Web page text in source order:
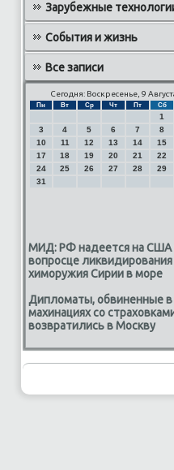
Зарубежные
События и жизнь
Все записи
Сегодня: Воскресенье, 9
Пн Вт Ср Чт Пт Сб
1
3
4 5 6 7 8
10
11 12 13 14 15
17
18 19 20 21 22
24
25 26 27 28 29
31
МИД: РФ надеется на США
вопросце ликвидирования
химоружия Сирии в море
Дипломаты, обвиненные в
махинациях со
возвратились в Москву